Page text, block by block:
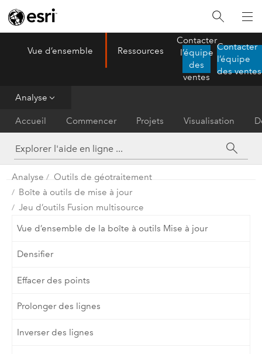
ArcGIS AllSource
Vue d’ensemble Ressources
Contacter
l’équipe
des
ventes
Contacter
l’équipe
des ventes
Analyse
Accueil Commencer Projets Visualisation
Analyse
Outils de géotraitement
Boîte à outils de mise à jour
Jeu d’outils Fusion multisource
Vue d’ensemble de la boîte à outils Mise à jour
Densifier
Effacer des points
Prolonger des lignes
Inverser des lignes